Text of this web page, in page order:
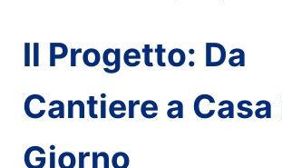
Il Progetto: Da
Cantiere a Casa
Giorno